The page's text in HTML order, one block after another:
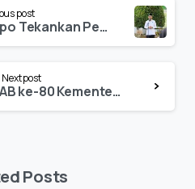
post
Rektor UIN Palopo Tekankan Perubahan Paradigma Kerja ASN pada Apel Pagi
Next post
Peringatan HAB ke-80 Kementerian Agama RI di UIN Palopo, Wakil Wali Kota Bacakan Sambutan Menteri Agama
Posts